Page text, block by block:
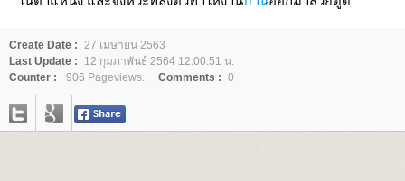
Create Date : 27 เมษายน 2563
Last Update :
12 กุมภาพันธ์ 2564 12:00:51 น.
Counter :
906 Pageviews. Comments : 0